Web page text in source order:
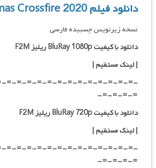
دانلود فیلم Christmas Crossfire 2020
نسخه زیرنویس چسبیده فارسی
دانلود با کیفیت BluRay 1080p ریلیز F2M
|لینک مستقیم|
=-=-=-=-=-=-=-=-=-=-=-=-=-
=-=-=-=-
دانلود با کیفیت BluRay 720p ریلیز F2M
| لینک مستقیم|
=-=-=-=-=-=-=-=-=-=-=-=-=-
=-=-=-=-